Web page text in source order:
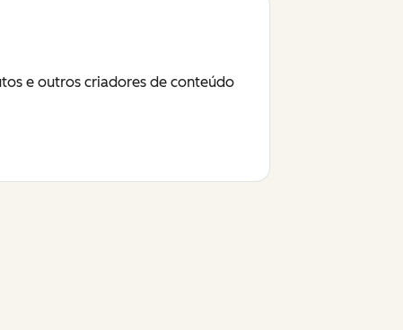
e outros criadores de conteúdo